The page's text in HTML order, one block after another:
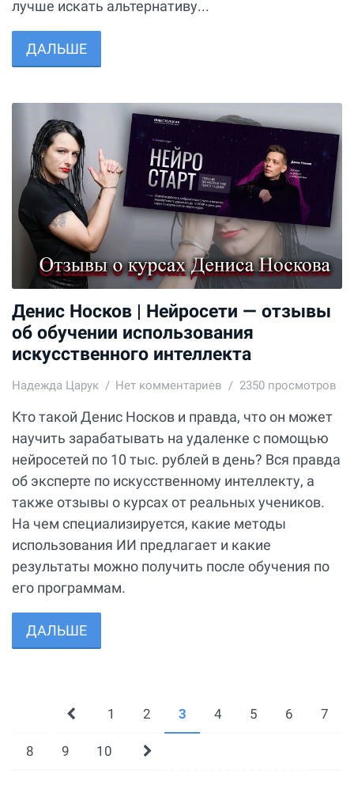
лучше искать альтернативу...
ДАЛЬШЕ
Денис Носков | Нейросети — отзывы
об обучении использования
искусственного интеллекта
Надежда Царук Нет комментариев 2350 просмотров
Кто такой Денис Носков и правда, что он может
научить зарабатывать на удаленке с помощью
нейросетей по 10 тыс. рублей в день? Вся правда
об эксперте по искусственному интеллекту, а
также отзывы о курсах от реальных учеников.
На чем специализируется, какие методы
использования ИИ предлагает и какие
результаты можно получить после обучения по
его программам.
ДАЛЬШЕ
1 2 3 4 5 6 7
8 9 10